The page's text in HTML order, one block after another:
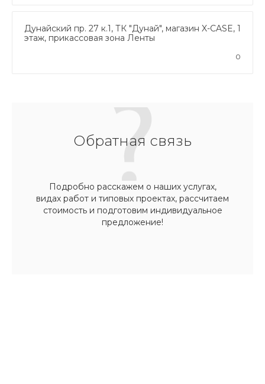
Дунайский пр. 27 к.1, ТК "Дунай", магазин X-CASE, 1
этаж, прикассовая зона Ленты
0
Обратная связь
Подробно расскажем о наших услугах,
видах работ и типовых проектах, рассчитаем
стоимость и подготовим индивидуальное
предложение!